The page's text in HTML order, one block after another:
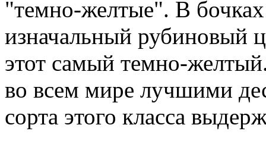
"темно-желтые". В бочках
изначальный рубиновый
этот самый темно-
во всем мире лучшими
сорта этого класса